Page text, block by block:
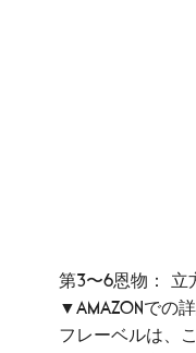
第3〜6恩物： 立
▼Amazonでの詳
フレーベルは、